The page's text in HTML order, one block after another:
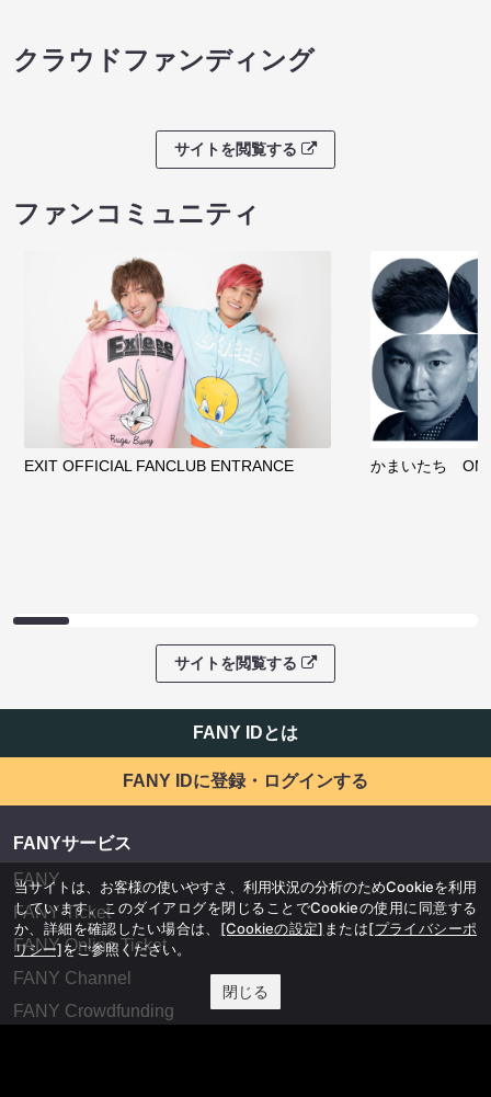
クラウドファンディング
サイトを閲覧する
ファンコミュニティ
EXIT OFFICIAL FANCLUB ENTRANCE かまいたち
サイトを閲覧する
FANY IDとは
FANY IDに登録・ログインする
FANYサービス
FANY
FANY Ticket
FANY Online Ticket
FANY Channel
FANY Crowdfunding
当サイトは、お客様の使いやすさ、利用状況の分析のためCookieを利用
しています。このダイアログを閉じることでCookieの使用に同意する
か、詳細を確認したい場合は、 [Cookieの設定] または[プライバシーポ
リシー]をご参照ください。
閉じる